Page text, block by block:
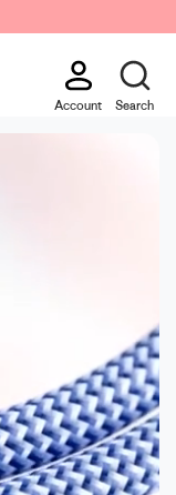
Account Search